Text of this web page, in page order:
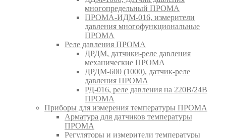
многопредельный ПРОМА
ПРОМА-ИДМ-016, измерители
давления многофункциональные
ПРОМА
Реле давления ПРОМА
ДРДМ, датчики-реле давления
механические ПРОМА
ДРДМ-600 (1000), датчик-реле
давления ПРОМА
РД-016, реле давления на 220В/24В
ПРОМА
Приборы для измерения температуры ПРОМА
Арматура для датчиков температуры
ПРОМА
Регуляторы и измерители температуры